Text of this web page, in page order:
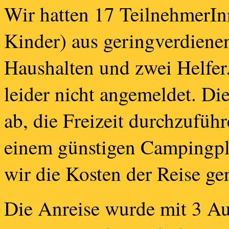
Wir hatten 17
Kinder) aus
Haushalten und zwei
leider nicht angemeldet.
ab, die Freizeit
einem günstigen
wir die Kosten der Reise
Die Anreise wurde mit 3